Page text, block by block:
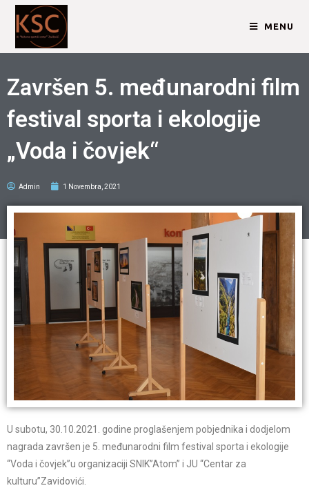
MENU
Završen 5. međunarodni film
festival sporta i ekologije
„Voda i čovjek“
Admin 1 Novembra, 2021
U subotu, 30.10.2021. godine proglašenjem pobjednika i dodjelom
nagrada završen je 5. međunarodni film festival sporta i ekologije
“Voda i čovjek”u organizaciji SNIK”Atom” i JU “Centar za
kulturu”Zavidovići.